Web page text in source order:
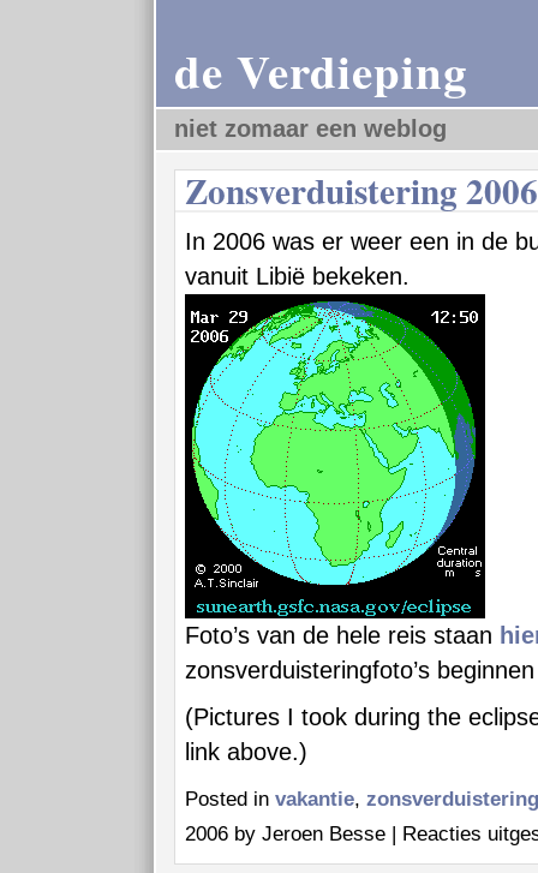
de Verdieping
niet zomaar een weblog
Zonsverduistering 2006
In 2006 was er weer een in de
vanuit Libië bekeken.
Foto’s van de hele reis staan
zonsverduisteringfoto’s
(Pictures I took during the
link above.)
Posted in vakantie,
2006 by Jeroen Besse | Reacties